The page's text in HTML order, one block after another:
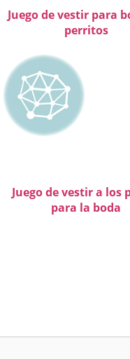
Juego de vestir para
perritos
Juego de vestir a los
para la boda